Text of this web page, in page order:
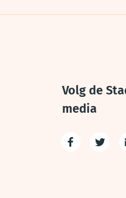
Volg de
media